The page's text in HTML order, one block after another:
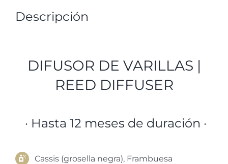
Descripción
DIFUSOR DE VARILLAS |
REED DIFFUSER
· Hasta 12 meses de duración ·
Cassis (grosella negra), Frambuesa